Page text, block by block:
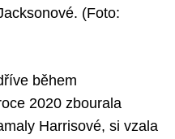
(Foto:
během
2020 zbourala
Harrisové, si vzala